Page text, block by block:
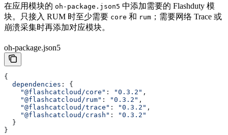
在应用模块的 oh-package.json5 中添加需要的 Flashduty 模
块。只接入 RUM 时至少需要 core 和 rum ；需要网络 Trace 或
崩溃采集时再添加对应模块。
oh-package.json5
{
  dependencies
: {
    "@flashcatcloud/core"
: "0.3.2" ,
    "@flashcatcloud/rum"
: "0.3.2" ,
    "@flashcatcloud/trace"
: "0.3.2" ,
    "@flashcatcloud/crash"
:
"0.3.2"
  }
}